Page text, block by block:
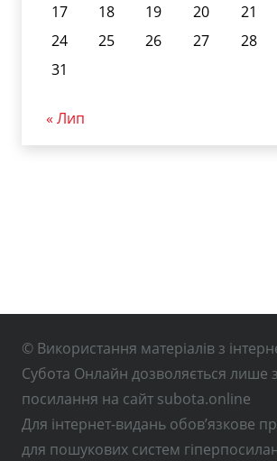
17
18 19 20 21
24
25 26 27 28
31
« Лип
© Використання матеріалів з
Субота Онлайн дозволяється лише
посилання на сайт subota.online
Для інтернет-видань обов’язкове
для пошукових систем